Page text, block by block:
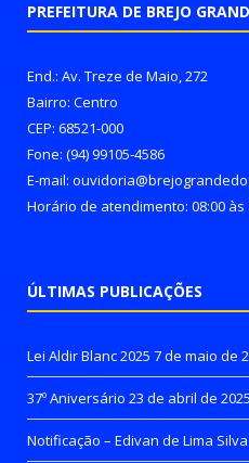
PREFEITURA DE BREJO
End.: Av. Treze de Maio, 272
Bairro: Centro
CEP: 68521-000
Fone: (94) 99105-4586
E-mail:
Horário de atendimento: 08:00 às
ÚLTIMAS PUBLICAÇÕES
Lei Aldir Blanc 2025 7 de maio de
37º Aniversário 23 de abril de 2025
Notificação – Edivan de Lima Silva